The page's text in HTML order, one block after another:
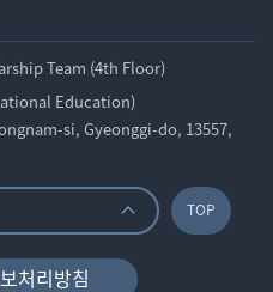
Team (4th Floor)
Education)
si, Gyeonggi-do, 13557,
TOP
처리방침